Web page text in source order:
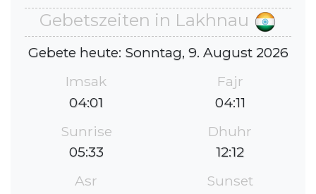
Gebetszeiten in Lakhnau
Gebete heute: Sonntag, 9. August 2026
Imsak
04:01
Fajr
04:11
Sunrise
05:33
Dhuhr
12:12
Asr
Sunset